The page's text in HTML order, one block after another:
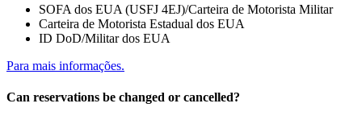
SOFA dos EUA (USFJ 4EJ)/Carteira de Motorista Militar
Carteira de Motorista Estadual dos EUA
ID DoD/Militar dos EUA
Para mais informações.
Can reservations be changed or cancelled?